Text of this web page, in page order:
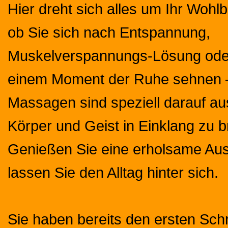
Hier dreht sich alles um Ihr
ob Sie sich nach Entspannung,
Muskelverspannungs-Lösung
einem Moment der Ruhe sehnen
Massagen sind speziell darauf
Körper und Geist in Einklang zu
Genießen Sie eine erholsame
lassen Sie den Alltag hinter sich.
Sie haben bereits den ersten